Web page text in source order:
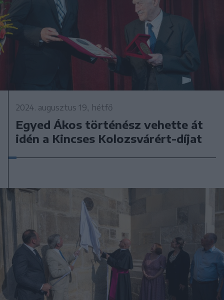
2024. augusztus 19., hétfő
Egyed Ákos történész vehette át
idén a Kincses Kolozsvárért-díjat